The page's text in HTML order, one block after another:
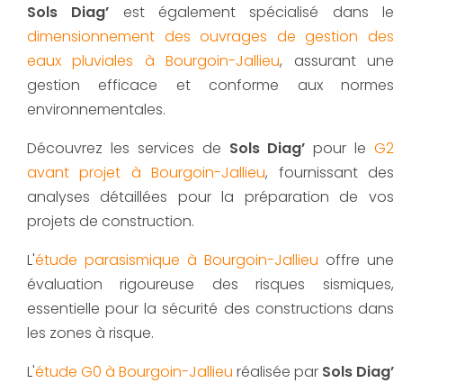
Sols Diag’ est également spécialisé dans le
dimensionnement des ouvrages de gestion des
eaux pluviales à Bourgoin-Jallieu, assurant une
gestion efficace et conforme aux normes
environnementales.
Découvrez les services de Sols Diag’ pour le G2
avant projet à Bourgoin-Jallieu, fournissant des
analyses détaillées pour la préparation de vos
projets de construction.
L'étude parasismique à Bourgoin-Jallieu offre une
évaluation rigoureuse des risques sismiques,
essentielle pour la sécurité des constructions dans
les zones à risque.
L'étude G0 à Bourgoin-Jallieu réalisée par Sols Diag’